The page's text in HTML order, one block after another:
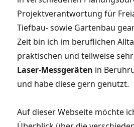
Projektverantwortung für
Tiefbau- sowie Gartenbau
Zeit bin ich im beruflichen
praktischen und teilweise
Laser-Messgeräten in
und habe diese gern genutzt.
Auf dieser Webseite möchte